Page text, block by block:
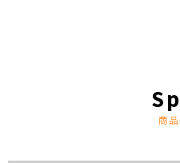
商